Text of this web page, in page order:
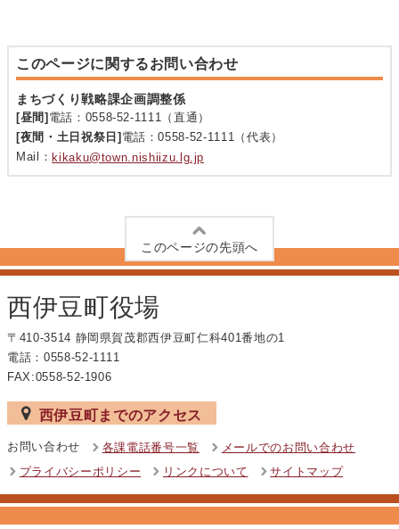
このページに関するお問い合わせ
まちづくり戦略課企画調整係
[昼間] 電話：0558-52-1111（直通）
[夜間・土日祝祭日] 電話：0558-52-1111（代表）
Mail：kikaku@town.nishiizu.lg.jp
このページの先頭へ
西伊豆町役場
〒410-3514 静岡県賀茂郡西伊豆町仁科401番地の1
電話：0558-52-1111
FAX:0558-52-1906
西伊豆町までのアクセス
お問い合わせ 各課電話番号一覧
メールでのお問い合わせ
プライバシーポリシー
リンクについて サイトマップ